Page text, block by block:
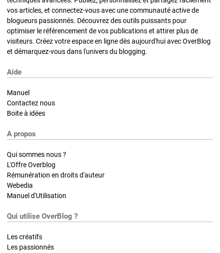
vos articles, et connectez-vous avec une communauté active de
blogueurs passionnés. Découvrez des outils puissants pour
optimiser le référencement de vos publications et attirer plus de
visiteurs. Créez votre espace en ligne dès aujourd'hui avec OverBlog
et démarquez-vous dans l'univers du blogging.
Aide
Manuel
Contactez nous
Boite à idées
A propos
Qui sommes nous ?
L'Offre Overblog
Rémunération en droits d'auteur
Webedia
Manuel d'Utilisation
Qui utilise OverBlog ?
Les créatifs
Les passionnés